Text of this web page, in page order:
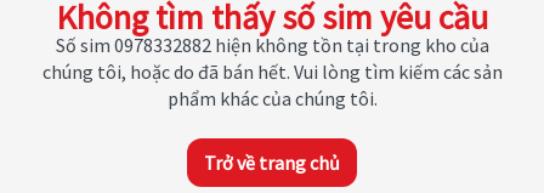
Không tìm thấy số sim yêu cầu
Số sim 0978332882 hiện không tồn tại trong kho của
chúng tôi, hoặc do đã bán hết. Vui lòng tìm kiếm các sản
phẩm khác của chúng tôi.
Trở về trang chủ